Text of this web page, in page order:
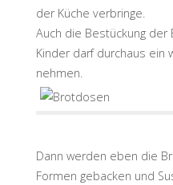
der Küche verbringe.
Auch die Bestückung
Kinder darf durchaus ein
nehmen.
Dann werden eben die
Formen gebacken und